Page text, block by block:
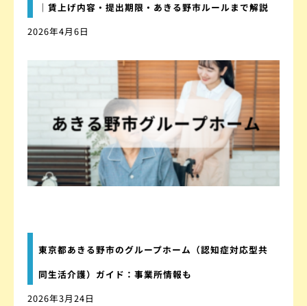
｜賃上げ内容・提出期限・あきる野市ルールまで解説
2026年4月6日
東京都あきる野市のグループホーム（認知症対応型共
同生活介護）ガイド：事業所情報も
2026年3月24日